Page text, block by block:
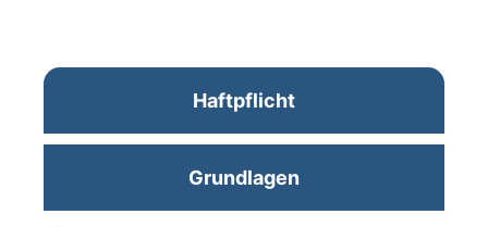
Haftpflicht
Grundlagen